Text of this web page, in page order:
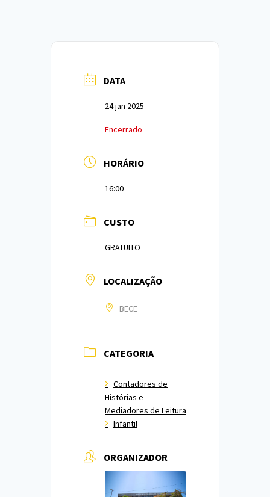
DATA
24 jan 2025
Encerrado
HORÁRIO
16:00
CUSTO
GRATUITO
LOCALIZAÇÃO
BECE
CATEGORIA
Contadores de
Histórias e
Mediadores de Leitura
Infantil
ORGANIZADOR